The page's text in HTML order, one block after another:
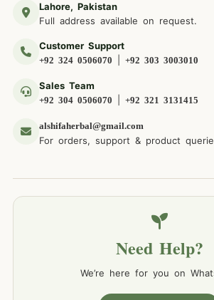
Lahore, Pakistan
Full address available on request.
Customer Support
+92 324 0506070 +92 303 3003010
Sales Team
+92 304 0506070 +92 321 3131415
alshifaherbal@gmail.com
For orders, support & product
Need Help?
We’re here for you on